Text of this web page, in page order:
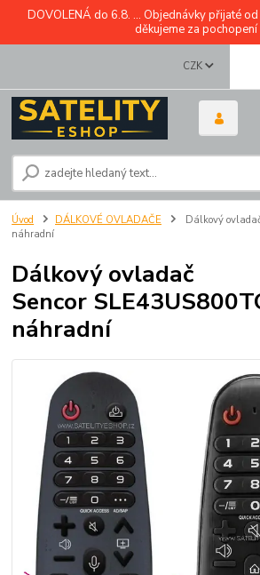
DOVOLENÁ do 6.8. ... Objednávky přijaté
děkujeme za pochopení
CZK
Úvod DÁLKOVÉ OVLADAČE
Dálkový
náhradní
Dálkový ovladač
Sencor
náhradní